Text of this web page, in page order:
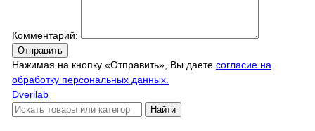
Комментарий:
Отправить
Нажимая на кнопку «Отправить», Вы даете согласие на
обработку персональных данных.
Dverilab
Найти